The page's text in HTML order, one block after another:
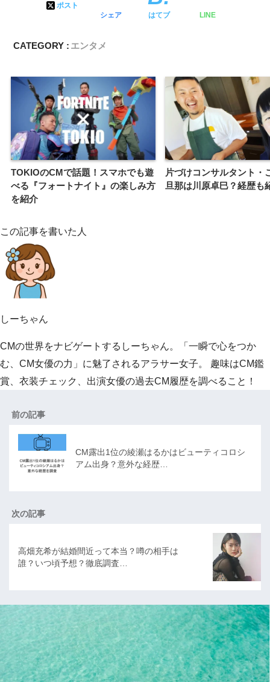
ポスト
シェア
はてブ LINE
CATEGORY : エンタメ
TOKIOのCMで話題！スマホでも遊
べる『フォートナイト』の楽しみ方
を紹介
片づけコンサルタント・
旦那は川原卓巳？経歴も
この記事を書いた人
しーちゃん
CMの世界をナビゲートするしーちゃん。「一瞬で心をつか
む、CM女優の力」に魅了されるアラサー女子。 趣味はCM鑑
賞、衣装チェック、出演女優の過去CM履歴を調べること！
前の記事
CM露出1位の綾瀬はるかはビューティコロシ
アム出身？意外な経歴…
次の記事
高畑充希が結婚間近って本当？噂の相手は
誰？いつ頃予想？徹底調査…